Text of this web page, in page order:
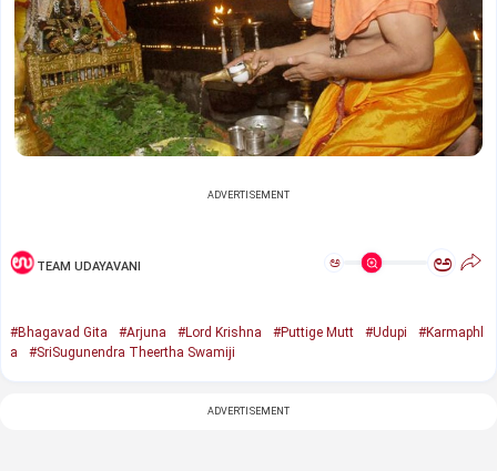
ADVERTISEMENT
TEAM UDAYAVANI ಅ ಅ
#Bhagavad Gita #Arjuna #Lord Krishna #Puttige Mutt #Udupi
#Karmaphl
a
#SriSugunendra Theertha Swamiji
ADVERTISEMENT